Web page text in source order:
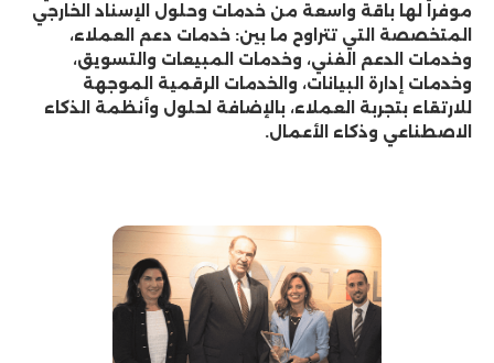
موفراً لها باقة واسعة من خدمات وحلول الإسناد الخارجي
المتخصصة التي تتراوح ما بين: خدمات دعم العملاء،
وخدمات الدعم الفني، وخدمات المبيعات والتسويق،
وخدمات إدارة البيانات، والخدمات الرقمية الموجهة
للارتقاء بتجربة العملاء، بالإضافة لحلول وأنظمة الذكاء
الاصطناعي وذكاء الأعمال.